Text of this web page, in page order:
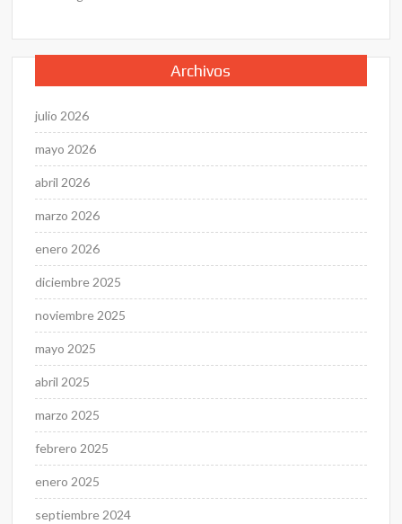
Archivos
julio 2026
mayo 2026
abril 2026
marzo 2026
enero 2026
diciembre 2025
noviembre 2025
mayo 2025
abril 2025
marzo 2025
febrero 2025
enero 2025
septiembre 2024